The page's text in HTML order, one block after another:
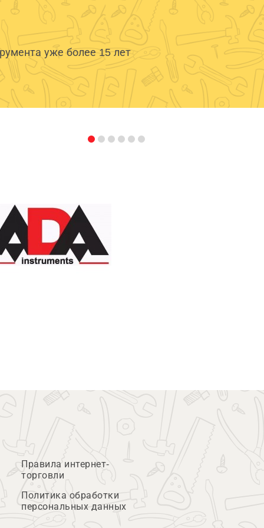
уже более 15 лет
Правила интернет-
торговли
Политика обработки
персональных данных